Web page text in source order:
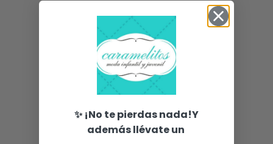
✨ ¡No te pierdas nada!Y
además llévate un